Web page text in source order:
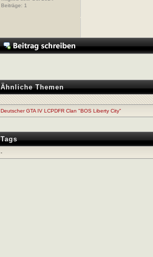
Beiträge: 1
Ähnliche Themen
Deutscher GTA IV LCPDFR Clan "BOS Liberty City"
Tags
-